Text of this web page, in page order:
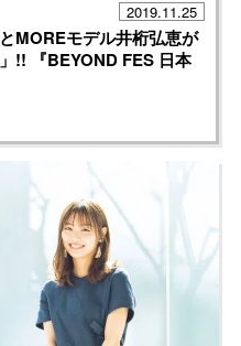
2019.11.25
MOREモデル井桁弘恵が
!! 『BEYOND FES 日本